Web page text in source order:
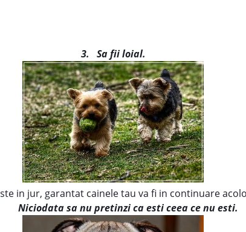
3. Sa fii loial.
in jur, garantat cainele tau va fi in continuare
Niciodata sa nu pretinzi ca esti ceea ce nu esti.